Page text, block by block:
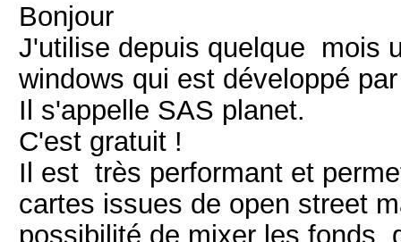
Bonjour
J'utilise depuis quelque mois
windows qui est développé
Il s'appelle SAS planet.
C'est gratuit !
Il est très performant et
cartes issues de open street
possibilité de mixer les fonds